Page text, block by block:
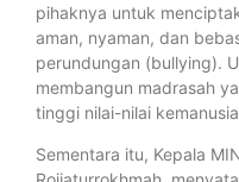
pihaknya untuk
aman, nyaman, dan
perundungan (bullying).
membangun madrasah
tinggi nilai-nilai
Sementara itu, Kepala